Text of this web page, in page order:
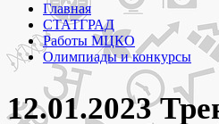
Главная
СТАТГРАД
Работы МЦКО
Олимпиады и конкурсы
12.01.2023